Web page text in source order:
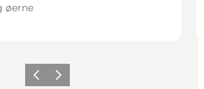
øerne
ForrigeNæste